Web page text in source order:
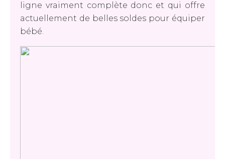
ligne vraiment complète donc et qui offre
actuellement de belles soldes pour équiper
bébé.